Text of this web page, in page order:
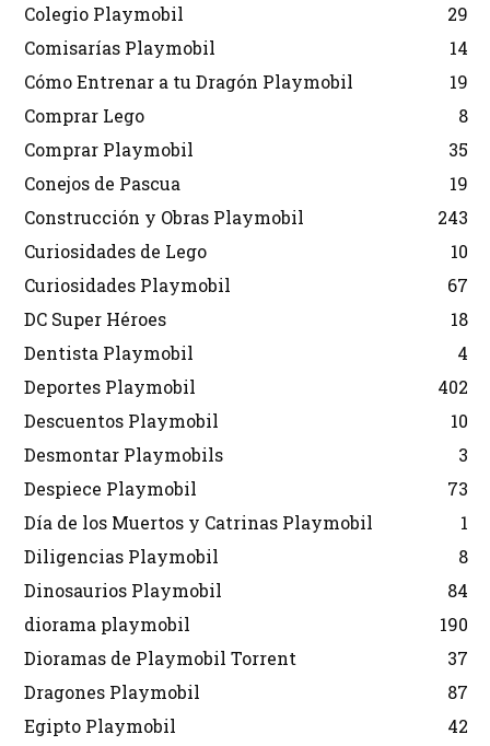
Colegio Playmobil
29
Comisarías Playmobil
14
Cómo Entrenar a tu Dragón Playmobil
19
Comprar Lego
8
Comprar Playmobil
35
Conejos de Pascua
19
Construcción y Obras Playmobil
243
Curiosidades de Lego
10
Curiosidades Playmobil
67
DC Super Héroes
18
Dentista Playmobil
4
Deportes Playmobil
402
Descuentos Playmobil
10
Desmontar Playmobils
3
Despiece Playmobil
73
Día de los Muertos y Catrinas Playmobil
1
Diligencias Playmobil
8
Dinosaurios Playmobil
84
diorama playmobil
190
Dioramas de Playmobil Torrent
37
Dragones Playmobil
87
Egipto Playmobil
42